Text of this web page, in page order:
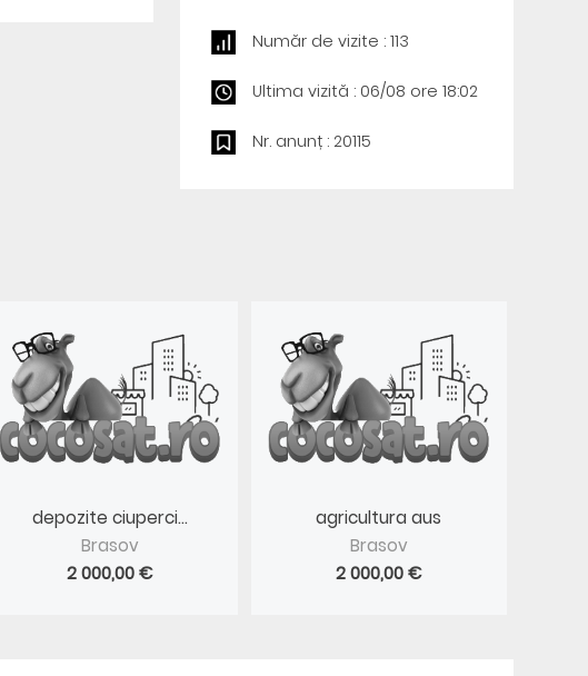
Număr de vizite : 113
Ultima vizită : 06/08 ore 18:02
Nr. anunț : 20115
depozite ciuperci...
Brasov
2 000,00 €
agricultura aus
Brasov
2 000,00 €